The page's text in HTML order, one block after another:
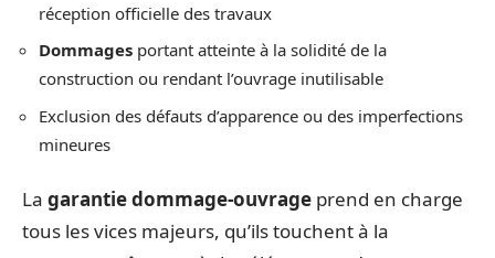
réception officielle des travaux
Dommages portant atteinte à la solidité de la
construction ou rendant l’ouvrage inutilisable
Exclusion des défauts d’apparence ou des imperfections
mineures
La garantie dommage-ouvrage prend en charge
tous les vices majeurs, qu’ils touchent à la